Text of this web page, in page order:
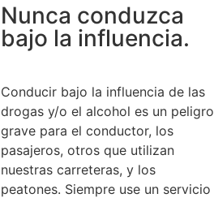
Nunca conduzca
bajo la influencia.
Conducir bajo la influencia de las
drogas y/o el alcohol es un peligro
grave para el conductor, los
pasajeros, otros que utilizan
nuestras carreteras, y los
peatones. Siempre use un servicio